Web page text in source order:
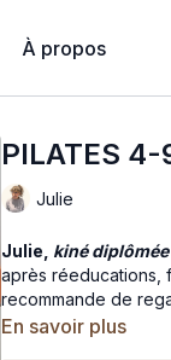
À propos
PILATES
Julie
Julie, kiné
après réeducations,
recommande de
En savoir plus